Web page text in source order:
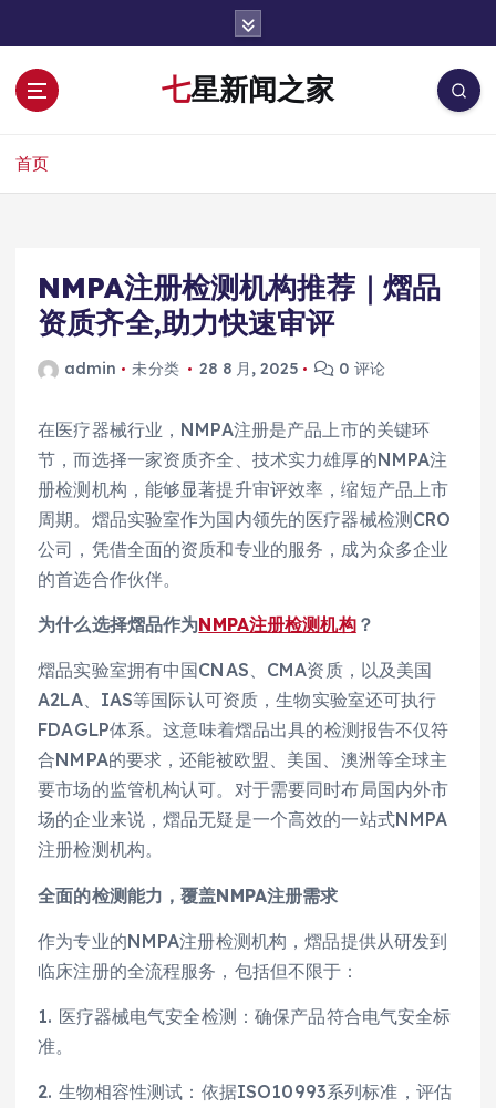
七星新闻之家
首页
NMPA注册检测机构推荐｜熠品
资质齐全,助力快速审评
admin 未分类 28 8 月, 2025 0 评论
在医疗器械行业，NMPA注册是产品上市的关键环
节，而选择一家资质齐全、技术实力雄厚的NMPA注
册检测机构，能够显著提升审评效率，缩短产品上市
周期。熠品实验室作为国内领先的医疗器械检测CRO
公司，凭借全面的资质和专业的服务，成为众多企业
的首选合作伙伴。
为什么选择熠品作为NMPA注册检测机构？
熠品实验室拥有中国CNAS、CMA资质，以及美国
A2LA、IAS等国际认可资质，生物实验室还可执行
FDAGLP体系。这意味着熠品出具的检测报告不仅符
合NMPA的要求，还能被欧盟、美国、澳洲等全球主
要市场的监管机构认可。对于需要同时布局国内外市
场的企业来说，熠品无疑是一个高效的一站式NMPA
注册检测机构。
全面的检测能力，覆盖NMPA注册需求
作为专业的NMPA注册检测机构，熠品提供从研发到
临床注册的全流程服务，包括但不限于：
1. 医疗器械电气安全检测：确保产品符合电气安全标
准。
2. 生物相容性测试：依据ISO10993系列标准，评估